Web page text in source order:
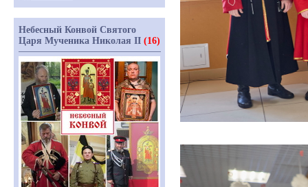
Небесный Конвой Святого
Царя Мученика Николая II (16)